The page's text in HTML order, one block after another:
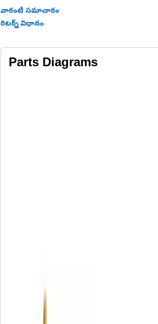
వారంటీ సమాచారం
రిటర్న్ విధానం
Parts Diagrams